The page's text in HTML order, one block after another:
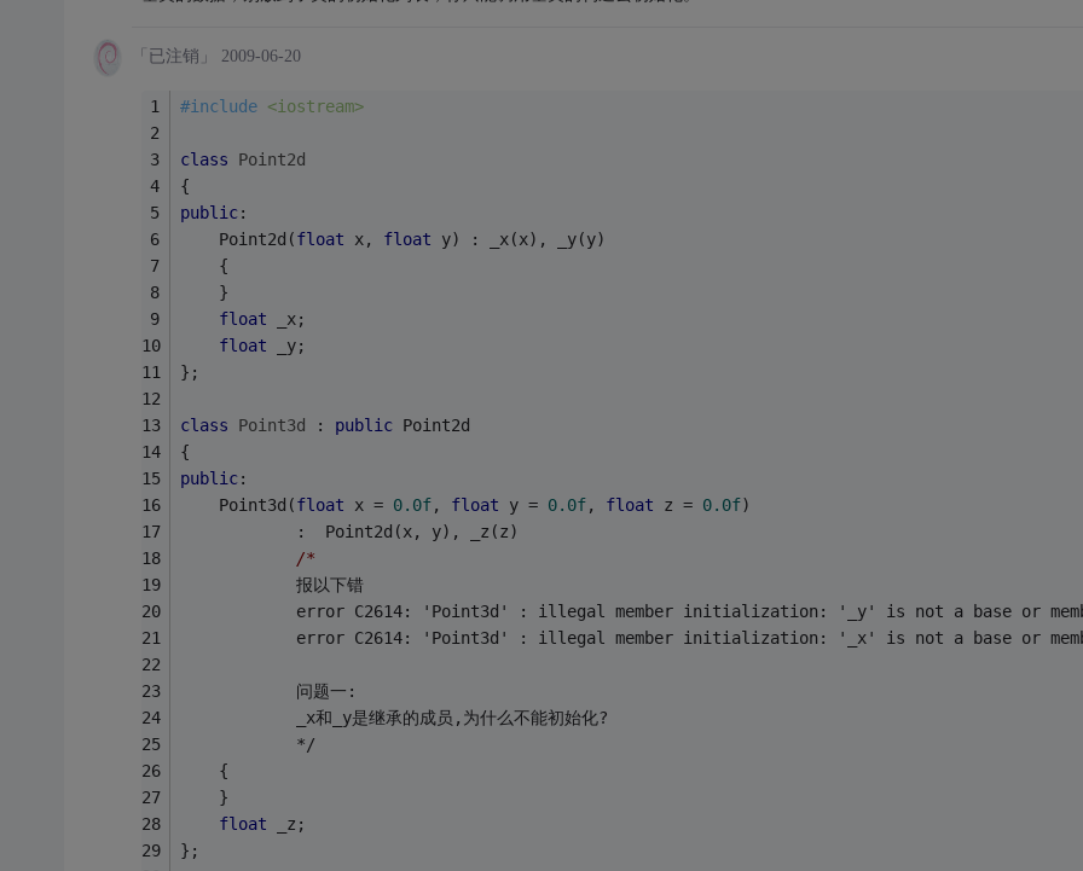
「已注销」 2009-06-20
#include <iostream>
class
Point2d
{
public:
    Point2d(
float x, float y) : _x(x), _y(y)
    {
    }
float _x;
float _y;
};
class Point3d : public Point2d
{
public:
    Point3d(
float x = 0.0f, float y = 0.0f, float z = 0.0f)
            :  Point2d(x, y), _z(z)
/*
            报以下错
error C2614: 'Point3d' : illegal member initialization: '_y' is not a base or
error C2614: 'Point3d' : illegal member initialization: '_x' is not a base or
            问题一:
            _x和_y是继承的成员,为什么不能初始化?
            */
    {
    }
float _z;
};